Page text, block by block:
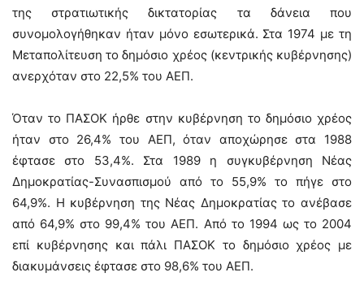
της στρατιωτικής δικτατορίας τα δάνεια που
συνομολογήθηκαν ήταν μόνο εσωτερικά. Στα 1974 με τη
Μεταπολίτευση το δημόσιο χρέος (κεντρικής κυβέρνησης)
ανερχόταν στο 22,5% του ΑΕΠ.
Όταν το ΠΑΣΟΚ ήρθε στην κυβέρνηση το δημόσιο χρέος
ήταν στο 26,4% του ΑΕΠ, όταν αποχώρησε στα 1988
έφτασε στο 53,4%. Στα 1989 η συγκυβέρνηση Νέας
Δημοκρατίας-Συνασπισμού από το 55,9% το πήγε στο
64,9%. Η κυβέρνηση της Νέας Δημοκρατίας το ανέβασε
από 64,9% στο 99,4% του ΑΕΠ. Από το 1994 ως το 2004
επί κυβέρνησης και πάλι ΠΑΣΟΚ το δημόσιο χρέος με
διακυμάνσεις έφτασε στο 98,6% του ΑΕΠ.